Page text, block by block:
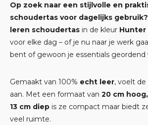
Op zoek naar een stijlvolle en
schoudertas voor dagelijks gebruik?
leren schoudertas in de kleur Hunter
voor elke dag – of je nu naar je werk
bent of gewoon je essentials
Gemaakt van 100% echt leer, voelt
aan. Met een formaat van 20 cm
13 cm diep is ze compact maar biedt
veel ruimte.